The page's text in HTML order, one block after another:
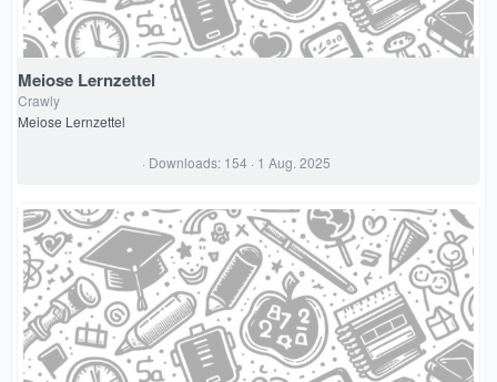
Meiose Lernzettel
Crawly
Meiose Lernzettel
0
0
S
t
e
r
n
(
e
)
Downloads 154 1 Aug. 2025